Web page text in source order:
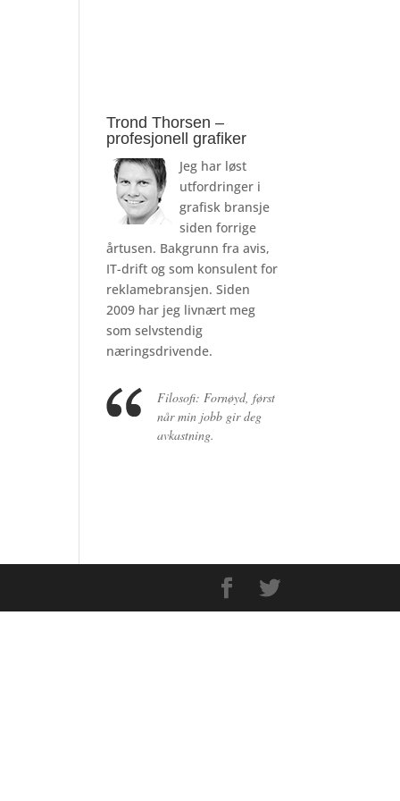
Trond Thorsen –
profesjonell grafiker
Jeg har løst
utfordringer i
grafisk bransje
siden forrige
årtusen. Bakgrunn fra avis,
IT-drift og som konsulent for
reklamebransjen. Siden
2009 har jeg livnært meg
som selvstendig
næringsdrivende.
Filosofi: Fornøyd, først
når min jobb gir deg
avkastning.